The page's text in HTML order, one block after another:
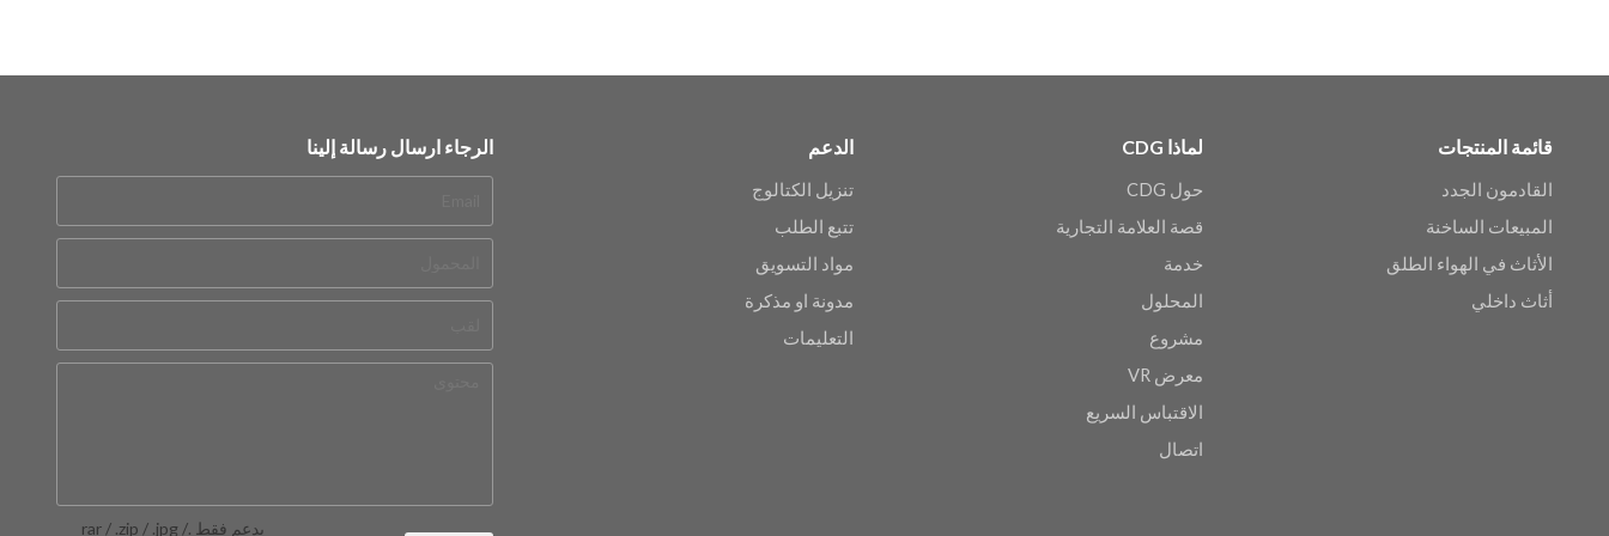
قائمة المنتجات
القادمون الجدد
المبيعات الساخنة
الأثاث في الهواء الطلق
أثاث داخلي
لماذا CDG
حول CDG
قصة العلامة التجارية
خدمة
المحلول
مشروع
معرض VR
الاقتباس السريع
اتصال
الدعم
تنزيل الكتالوج
تتبع الطلب
مواد التسويق
مدونة او مذكرة
التعليمات
الرجاء ارسال رسالة إلينا
يدعم فقط .rar / .zip / .jpg /